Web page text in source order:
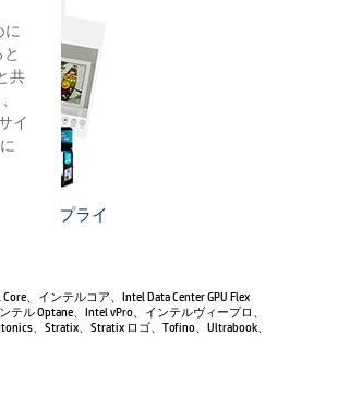
ターサプライ
、インテルコア、Intel Data Center GPU Flex
テル Optane、Intel vPro、インテルヴィープロ、
、Stratix、Stratix ロゴ、Tofino、Ultrabook、
に
共
イ